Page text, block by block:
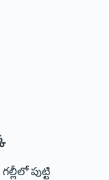
పుట్టి